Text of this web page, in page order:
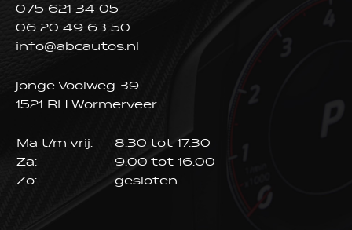
075 621 34 05
06 20 49 63 50
info@abcautos.nl
Jonge Voolweg 39
1521 RH Wormerveer
Ma t/m vrij:
8.30 tot 17.30
Za:
9.00 tot 16.00
Zo:
gesloten